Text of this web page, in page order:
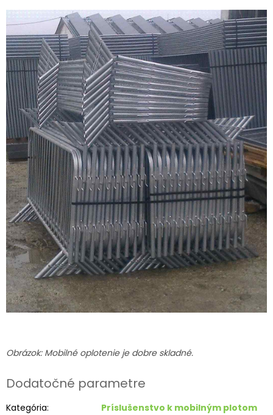
Obrázok: Mobilné oplotenie je dobre skladné.
Dodatočné parametre
Kategória:
Príslušenstvo k mobilným plotom